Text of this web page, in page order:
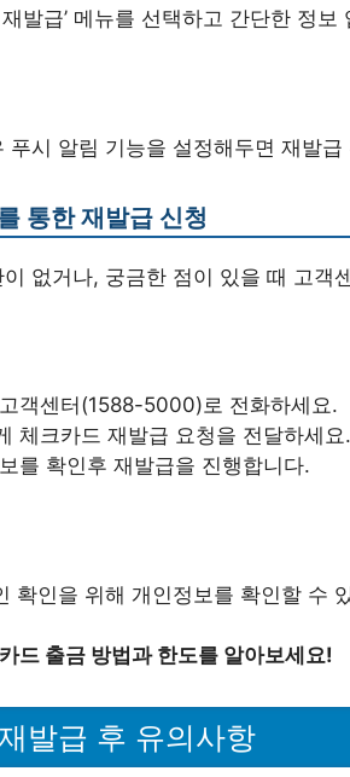
재발급’ 메뉴를 선택하고 간단한 정
푸시 알림 기능을 설정해두면 재발
통한 재발급 신청
없거나, 궁금한 점이 있을 때 고객
객센터(1588-5000)로 전화하세요.
체크카드 재발급 요청을 전달하세요.
를 확인후 재발급을 진행합니다.
확인을 위해 개인정보를 확인할 수
드 출금 방법과 한도를 알아보세요!
발급 후 유의사항